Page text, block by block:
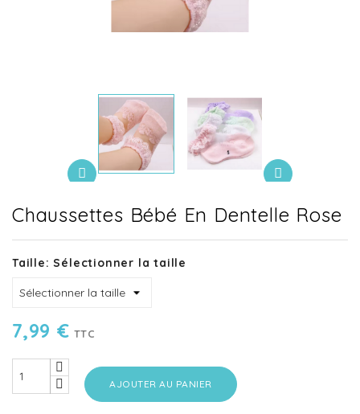
Chaussettes Bébé En Dentelle Rose
Taille: Sélectionner la taille
7,99 € TTC
AJOUTER AU PANIER